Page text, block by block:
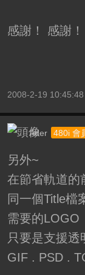
感謝！ 感謝！
2008-2-19 10:45:48
Ader 480i 會
另外~
在節省軌道的
同一個Title檔
需要的LOGO
只要是支援
GIF . PSD .